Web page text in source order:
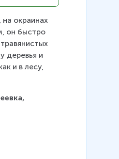
окраинах
он быстро
деревья и
и в лесу,